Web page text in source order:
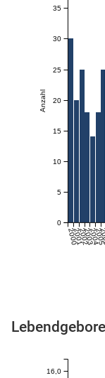
20002001200220032004
Anzahl
0
5
10
15
20
25
30
35
16,0